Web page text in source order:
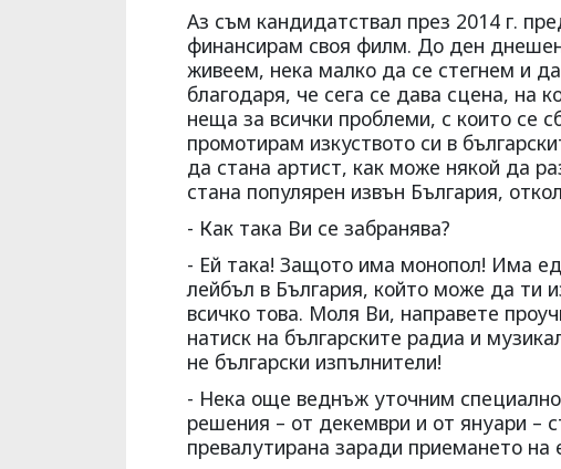
Аз съм кандидатствал през 2014 г.
финансирам своя филм. До ден
живеем, нека малко да се стегнем и
благодаря, че сега се дава сцена, на
неща за всички проблеми, с които се
промотирам изкуството си в
да стана артист, как може някой да
стана популярен извън България,
- Как така Ви се забранява?
- Ей така! Защото има монопол! Има
лейбъл в България, който може да ти
всичко това. Моля Ви, направете
натиск на българските радиа и
не български изпълнители!
- Нека още веднъж уточним
решения – от декември и от януари –
превалутирана заради приемането на